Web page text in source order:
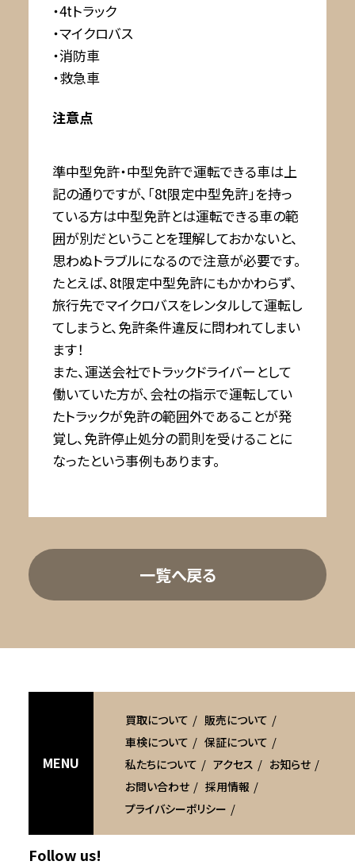
・4tトラック
・マイクロバス
・消防車
・救急車
注意点
準中型免許・中型免許で運転できる車は上
記の通りですが、「8t限定中型免許」を持っ
ている方は中型免許とは運転できる車の範
囲が別だということを理解しておかないと、
思わぬトラブルになるので注意が必要です。
たとえば、8t限定中型免許にもかかわらず、
旅行先でマイクロバスをレンタルして運転し
てしまうと、免許条件違反に問われてしまい
ます！
また、運送会社でトラックドライバーとして
働いていた方が、会社の指示で運転してい
たトラックが免許の範囲外であることが発
覚し、免許停止処分の罰則を受けることに
なったという事例もあります。
一覧へ戻る
MENU
買取について
販売について
車検について
保証について
私たちについて
アクセス
お知らせ
お問い合わせ
採用情報
プライバシーポリシー
Follow us!